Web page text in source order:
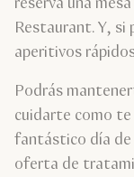
Restaurant. Y, si
aperitivos
Podrás
cuidarte como te
fantástico día de
oferta de